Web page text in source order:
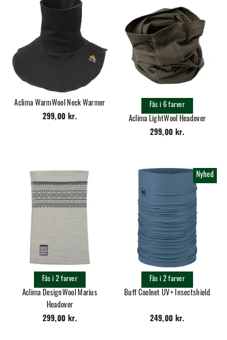
Aclima WarmWool Neck Warmer
299,00 kr.
Aclima LightWool Headover
299,00 kr.
Fås i 6 farver
Aclima DesignWool Marius
Headover
299,00 kr.
Fås i 2 farver
Nyhed
Buff Coolnet UV+ Insectshield
249,00 kr.
Fås i 2 farver